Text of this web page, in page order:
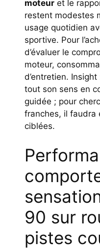
moteur et le
restent modestes
usage quotidien
sportive. Pour
d’évaluer le
moteur,
d’entretien.
tout son sens en
guidée ; pour
franches, il faudra
ciblées.
90 sur
pistes